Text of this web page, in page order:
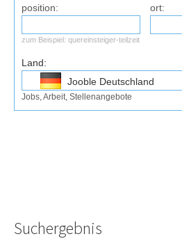
position: ort:
zum Beispiel: quereinsteiger-teilzeit
Land:
Jooble Deutschland
Jooble Osterreich
Jobs, Arbeit, Stellenangebote
Suchergebnis